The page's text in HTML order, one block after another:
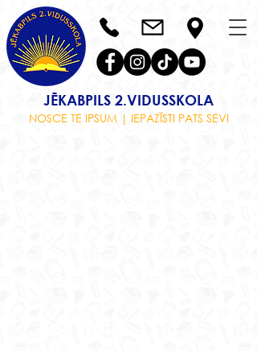
JĒKABPILS 2.VIDUSSKOLA
NOSCE TE IPSUM | IEPAZĪSTI PATS SEVI